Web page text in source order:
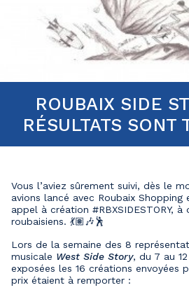
ROUBAIX SIDE
RÉSULTATS SONT
Vous l’aviez sûrement suivi, dès le
avions lancé avec Roubaix
appel à création #RBXSIDESTORY,
roubaisiens. 💃🏽🎶🕺
Lors de la semaine des 8
musicale West Side Story, du 7 au
exposées les 16 créations envoyées
prix étaient à remporter :